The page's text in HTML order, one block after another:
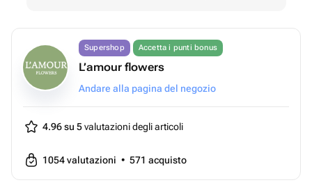
Supershop Accetta i punti bonus
L’amour flowers
Andare alla pagina del negozio
4.96 su 5valutazioni degli articoli
1054valutazioni • 571 acquisto